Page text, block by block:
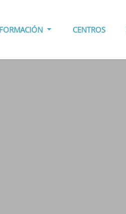
FORMACIÓN CENTROS